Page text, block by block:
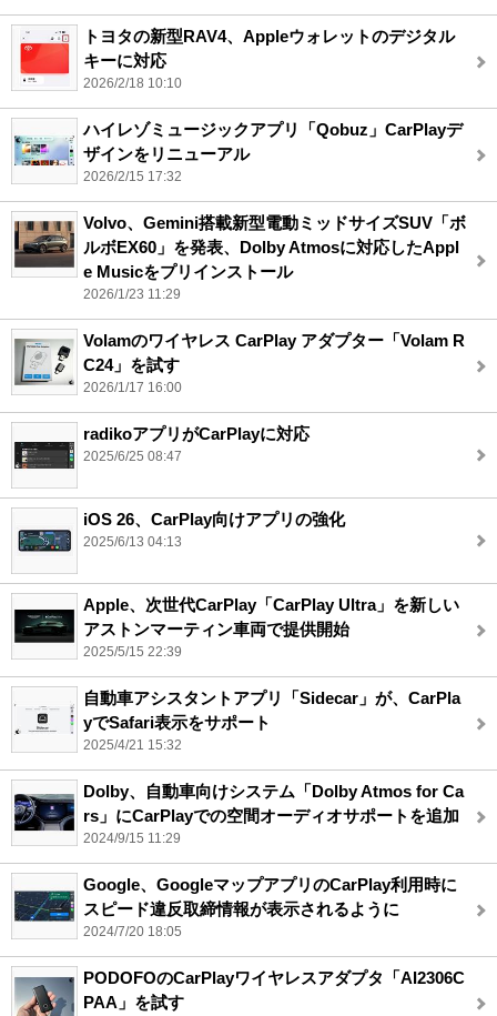
トヨタの新型RAV4、Appleウォレットのデジタル
キーに対応
2026/2/18 10:10
ハイレゾミュージックアプリ「Qobuz」CarPlayデ
ザインをリニューアル
2026/2/15 17:32
Volvo、Gemini搭載新型電動ミッドサイズSUV「ボ
ルボEX60」を発表、Dolby Atmosに対応したAppl
e Musicをプリインストール
2026/1/23 11:29
Volamのワイヤレス CarPlay アダプター「Volam R
C24」を試す
2026/1/17 16:00
radikoアプリがCarPlayに対応
2025/6/25 08:47
iOS 26、CarPlay向けアプリの強化
2025/6/13 04:13
Apple、次世代CarPlay「CarPlay Ultra」を新しい
アストンマーティン車両で提供開始
2025/5/15 22:39
自動車アシスタントアプリ「Sidecar」が、CarPla
yでSafari表示をサポート
2025/4/21 15:32
Dolby、自動車向けシステム「Dolby Atmos for Ca
rs」にCarPlayでの空間オーディオサポートを追加
2024/9/15 11:29
Google、GoogleマップアプリのCarPlay利用時に
スピード違反取締情報が表示されるように
2024/7/20 18:05
PODOFOのCarPlayワイヤレスアダプタ「AI2306C
PAA」を試す